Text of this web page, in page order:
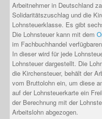
Arbeitnehmer in Deutschland
Solidaritätszuschlag und die
Lohnsteuerklasse. Es gibt
Die Lohnsteuer kann mit dem
im Fachbuchhandel
In dieser wird für jede
Lohnsteuer dargestellt. Die
die Kirchensteuer, behält der
vom Bruttolohn ein, um diese
auf der Lohnsteuerkarte ein
der Berechnung mit der
Arbeitslohn abgezogen.